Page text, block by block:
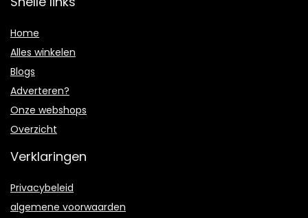
Home
Alles winkelen
Blogs
Adverteren?
Onze webshops
Overzicht
Verklaringen
Privacybeleid
algemene voorwaarden